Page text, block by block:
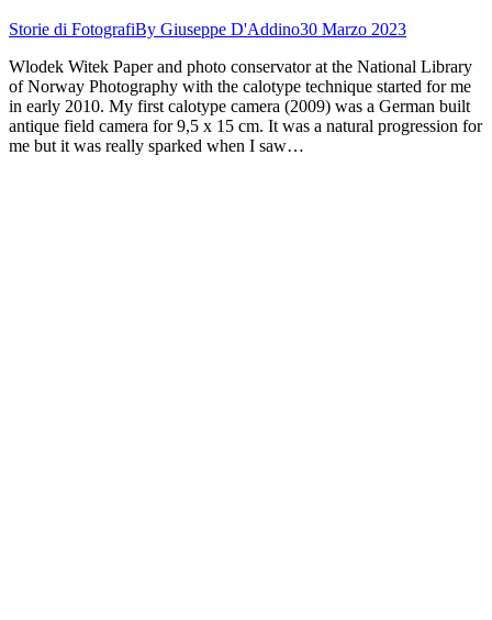
Storie di FotografiBy Giuseppe D'Addino30 Marzo 2023
Wlodek Witek Paper and photo conservator at the National Library
of Norway Photography with the calotype technique started for me
in early 2010. My first calotype camera (2009) was a German built
antique field camera for 9,5 x 15 cm. It was a natural progression for
me but it was really sparked when I saw…